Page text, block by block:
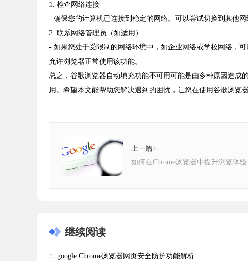
1. 检查网络连接
- 确保您的计算机已连接到稳定的网络。可以尝试切换到其他
2. 联系网络管理员（如适用）
- 如果您处于受限制的网络环境中，如企业网络或学校网络，
允许浏览器正常使用该功能。
总之，谷歌浏览器自动填充功能不可用可能是由多种原因造成
用。希望本文能帮助您解决遇到的困扰，让您在使用谷歌浏览
上一篇>
如何在Chrome浏览器中提升浏览体验
继续阅读
google Chrome浏览器网页安全防护功能解析